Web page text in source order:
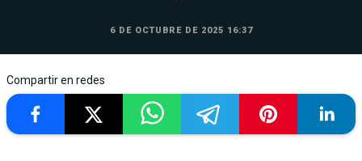
6 DE OCTUBRE DE 2025 16:37
Compartir en redes